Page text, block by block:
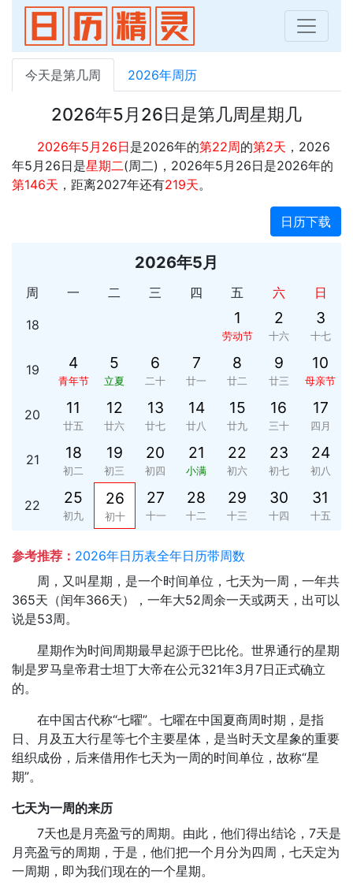
今天是第几周 2026年周历
2026年5月26日是第几周星期几
2026年5月26日是2026年的第22周的第2天 ，2026
年5月26日是星期二(周二)，2026年5月26日是2026年的
第146天 ，距离2027年还有219天。
日历下载
2026年5月
周 一 二 三 四 五 六 日
18 1
劳动节
2
十六
3
十七
19 4
青年节
5
立夏
6
二十
7
廿一
8
廿二
9
廿三
10
母亲节
20 11
廿五
12
廿六
13
廿七
14
廿八
15
廿九
16
三十
17
四月
21 18
初二
19
初三
20
初四
21
小满
22
初六
23
初七
24
初八
22 25
初九
26
初十
27
十一
28
十二
29
十三
30
十四
31
十五
参考推荐： 2026年日历表全年日历带周数
周，又叫星期，是一个时间单位，七天为一周，一年共
365天（闰年366天），一年大52周余一天或两天，出可以
说是53周。
星期作为时间周期最早起源于巴比伦。世界通行的星期
制是罗马皇帝君士坦丁大帝在公元321年3月7日正式确立
的。
在中国古代称“七曜”。七曜在中国夏商周时期，是指
日、月及五大行星等七个主要星体，是当时天文星象的重要
组织成份，后来借用作七天为一周的时间单位，故称“星
期”。
七天为一周的来历
7天也是月亮盈亏的周期。由此，他们得出结论，7天是
月亮盈亏的周期，于是，他们把一个月分为四周，七天定为
一周期，即为我们现在的一个星期。